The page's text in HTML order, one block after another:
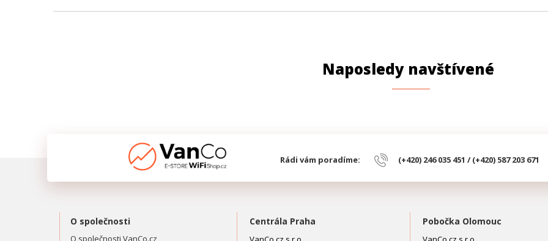
Naposledy navštívené
Rádi vám poradíme: (+420) 246 035 451 / (+420) 587 203 671
O společnosti
O společnosti VanCo.cz
Centrála Praha Pobočka Olomouc